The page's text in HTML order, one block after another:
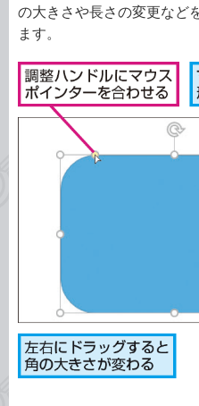
の大きさや長さの変更など
ます。